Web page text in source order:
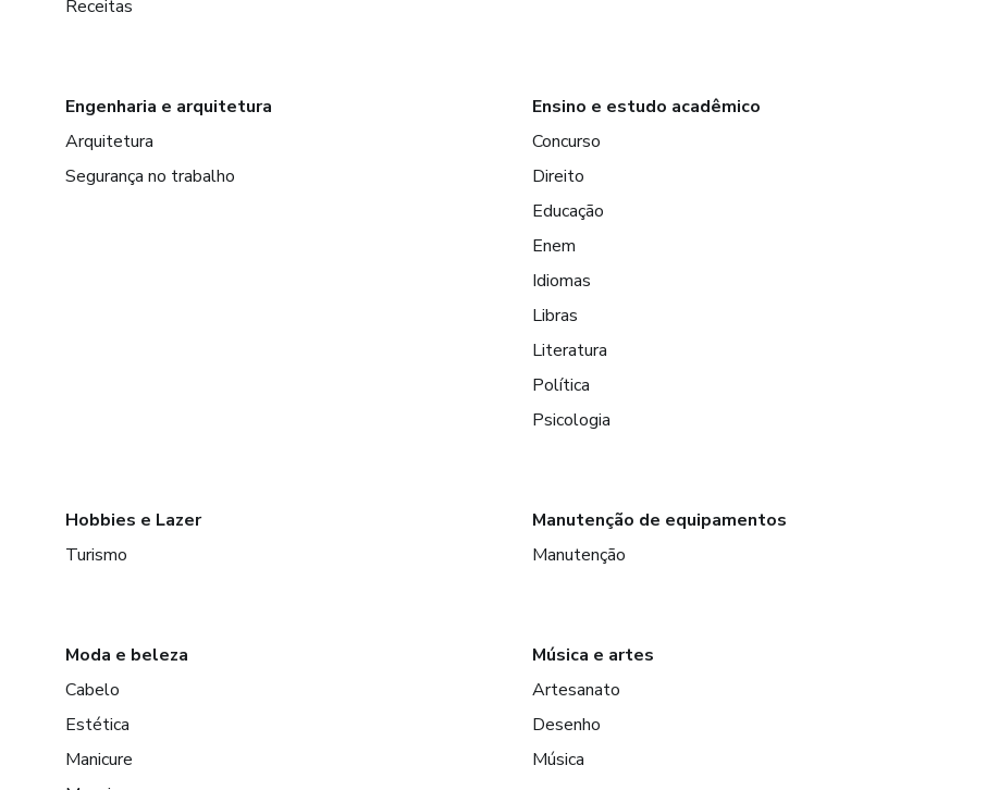
Receitas
Engenharia e arquitetura
Arquitetura
Segurança no trabalho
Ensino e estudo acadêmico
Concurso
Direito
Educação
Enem
Idiomas
Libras
Literatura
Política
Psicologia
Hobbies e Lazer
Turismo
Manutenção de equipamentos
Manutenção
Moda e beleza
Cabelo
Estética
Manicure
Música e artes
Artesanato
Desenho
Música